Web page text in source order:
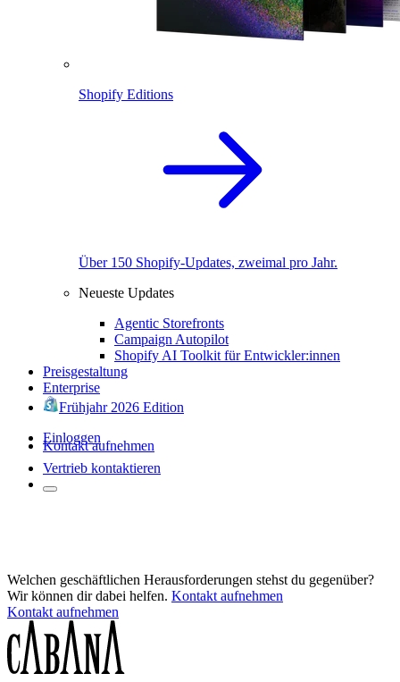
Shopify Editions
Über 150 Shopify-Updates, zweimal pro Jahr.
Neueste Updates
Agentic Storefronts
Campaign Autopilot
Shopify AI Toolkit für Entwickler:innen
Preisgestaltung
Enterprise
Frühjahr 2026 Edition
Einloggen
Kontakt aufnehmen
Vertrieb kontaktieren
Welchen geschäftlichen Herausforderungen stehst du gegenüber?
Wir können dir dabei helfen. Kontakt aufnehmen
Kontakt aufnehmen